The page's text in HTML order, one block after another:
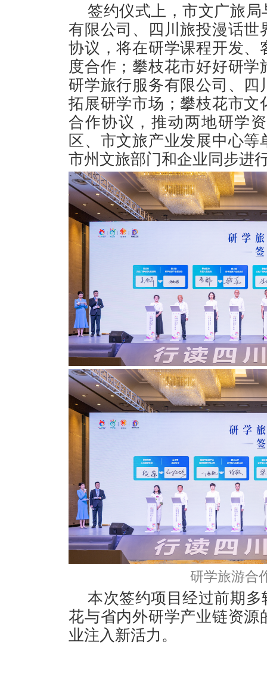
签约仪式上，市文广旅
有限公司、四川旅投漫话
协议，将在研学课程开发
度合作；攀枝花市好好研
研学旅行服务有限公司、
拓展研学市场；攀枝花市
合作协议，推动两地研学
区、市文旅产业发展中心
市州文旅部门和企业同步进
研学旅游合
本次签约项目经过前期
花与省内外研学产业链资
业注入新活力。